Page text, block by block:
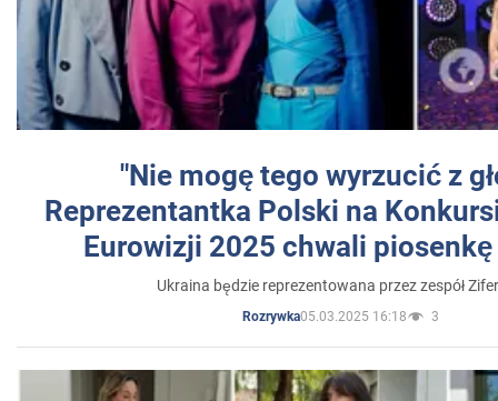
"Nie mogę tego wyrzucić z
Reprezentantka Polski na
Eurowizji 2025 chwali
Ukraina będzie reprezentowana przez zespół
Rozrywka05.03.2025 16:18 3